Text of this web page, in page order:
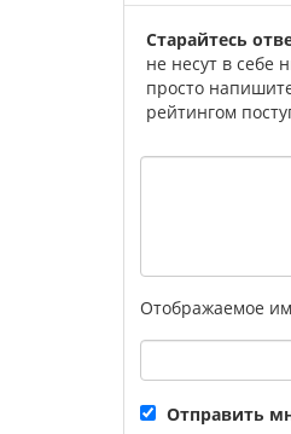
Старайтесь
не несут в себе
просто
рейтингом
Отображаемое
Отправить